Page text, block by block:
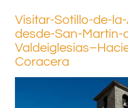
Visitar-Sotillo-de-
desde-San-Martín-
Coracera